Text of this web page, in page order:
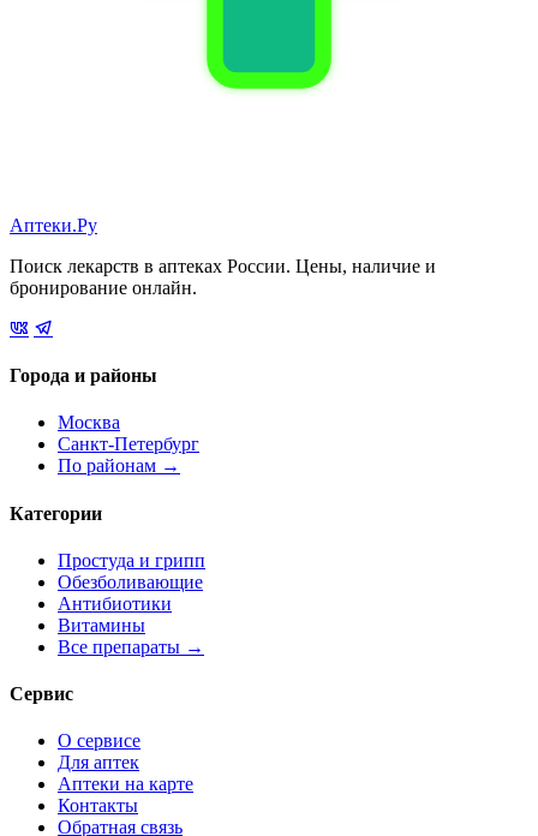
Аптеки.Ру
Поиск лекарств в аптеках России. Цены, наличие и
бронирование онлайн.
Города и районы
Москва
Санкт-Петербург
По районам →
Категории
Простуда и грипп
Обезболивающие
Антибиотики
Витамины
Все препараты →
Сервис
О сервисе
Для аптек
Аптеки на карте
Контакты
Обратная связь